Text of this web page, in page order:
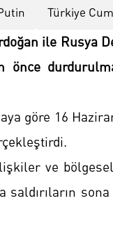
Türkiye
ile Rusya
göre 16
ve bölgesel
saldırıların